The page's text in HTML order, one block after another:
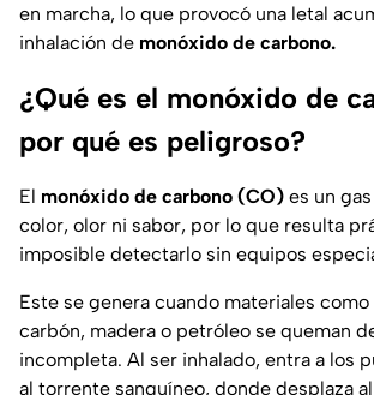
en marcha, lo que provocó una letal
inhalación de monóxido de carbono.
¿Qué es el monóxido de
por qué es peligroso?
El monóxido de carbono (CO) es un
color, olor ni sabor, por lo que resulta
imposible detectarlo sin equipos
Este se genera cuando materiales como
carbón, madera o petróleo se queman
incompleta. Al ser inhalado, entra a los
al torrente sanguíneo, donde desplaza